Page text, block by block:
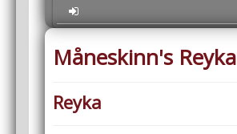
Måneskinn's Reyka
Reyka